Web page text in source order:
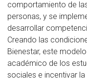
comportamiento de
personas, y se
desarrollar
Creando las
Bienestar, este
académico de los
sociales e incentivar